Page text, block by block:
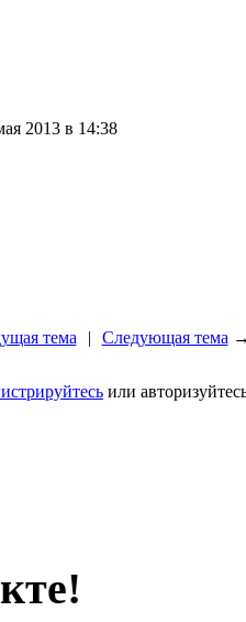
2013 в 14:38
тема | Следующая тема
или